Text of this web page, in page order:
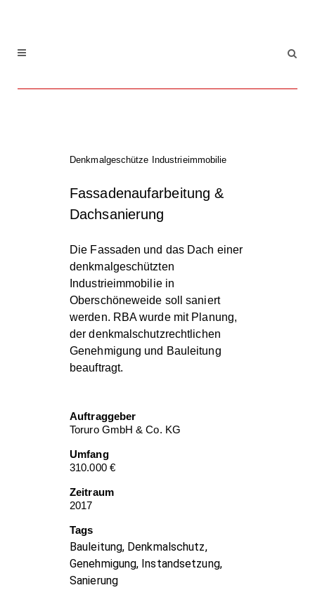
Denkmalgeschütze Industrieimmobilie
Fassadenaufarbeitung &
Dachsanierung
Die Fassaden und das Dach einer
denkmalgeschützten
Industrieimmobilie in
Oberschöneweide soll saniert
werden. RBA wurde mit Planung,
der denkmalschutzrechtlichen
Genehmigung und Bauleitung
beauftragt.
Auftraggeber
Toruro GmbH & Co. KG
Umfang
310.000 €
Zeitraum
2017
Tags
Bauleitung, Denkmalschutz,
Genehmigung, Instandsetzung,
Sanierung